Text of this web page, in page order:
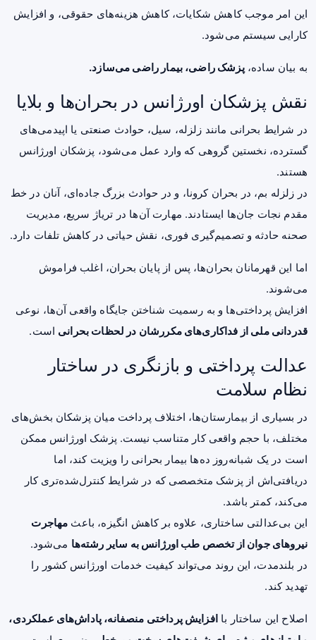
این امر موجب کاهش شکایات، کاهش هزینه‌های حقوقی، و افزایش
کارایی سیستم می‌شود.
به بیان ساده،پزشک راضی، بیمار راضی می‌سازد.
نقش پزشکان اورژانس در بحران‌ها و بلایا
در شرایط بحرانی مانند زلزله، سیل، حوادث صنعتی یا اپیدمی‌های
گسترده، نخستین گروهی که وارد عمل می‌شود، پزشکان اورژانس
هستند.
در زلزله بم، در بحران کرونا، و در حوادث بزرگ جاده‌ای، آنان در خط
مقدم نجات جان‌ها ایستادند. مهارت آن‌ها در تریاژ سریع، مدیریت
صحنه حادثه و تصمیم‌گیری فوری، نقش حیاتی در کاهش تلفات دارد.
اما این قهرمانان بحران‌ها، پس از پایان بحران، اغلب فراموش
می‌شوند.
افزایش پرداختی‌ها و به رسمیت شناختن جایگاه واقعی آن‌ها، نوعی
قدردانی ملی از فداکاری‌های مکررشان در لحظات بحرانی است.
عدالت پرداختی و بازنگری در ساختار
نظام سلامت
در بسیاری از بیمارستان‌ها، اختلاف پرداخت میان پزشکان بخش‌های
مختلف، با حجم واقعی کار متناسب نیست. پزشک اورژانس ممکن
است در یک شبانه‌روز ده‌ها بیمار بحرانی را ویزیت کند، اما
دریافتی‌اش از پزشک متخصصی که در شرایط کنترل‌شده‌تری کار
می‌کند، کمتر باشد.
این بی‌عدالتی ساختاری، علاوه بر کاهش انگیزه، باعث مهاجرت
نیروهای جوان از تخصص طب اورژانس به سایر رشته‌ها می‌شود.
در بلندمدت، این روند می‌تواند کیفیت خدمات اورژانس کشور را
تهدید کند.
اصلاح این ساختار باافزایش پرداختی منصفانه، پاداش‌های عملکردی،